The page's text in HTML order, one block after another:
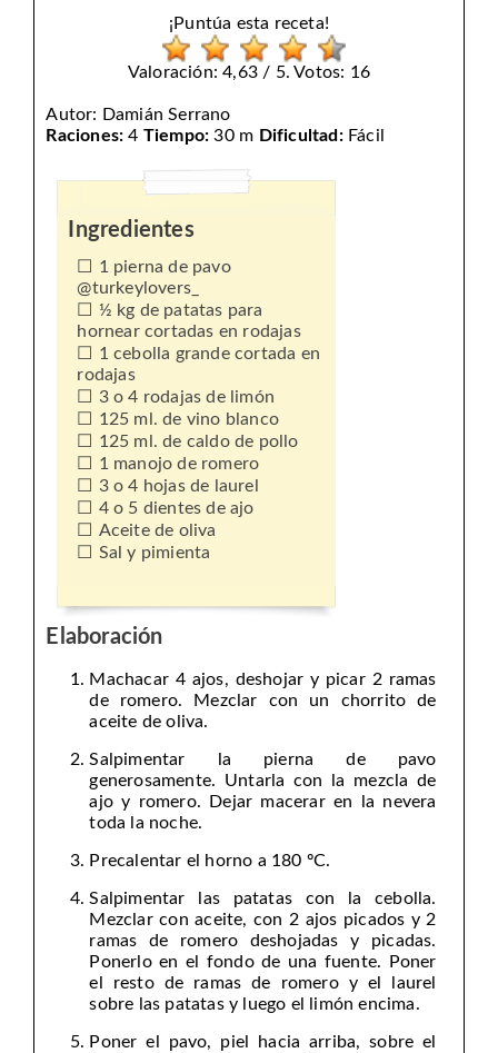
¡Puntúa esta receta!
Valoración: 4,63 / 5. Votos: 16
Autor: Damián Serrano
Raciones: 4 Tiempo: 30 m Dificultad:Fácil
Ingredientes
1 pierna de pavo
@turkeylovers_
½ kg de patatas para
hornear cortadas en rodajas
1 cebolla grande cortada en
rodajas
3 o 4 rodajas de limón
125 ml. de vino blanco
125 ml. de caldo de pollo
1 manojo de romero
3 o 4 hojas de laurel
4 o 5 dientes de ajo
Aceite de oliva
Sal y pimienta
Elaboración
Machacar 4 ajos, deshojar y picar 2 ramas
de romero. Mezclar con un chorrito de
aceite de oliva.
Salpimentar la pierna de pavo
generosamente. Untarla con la mezcla de
ajo y romero. Dejar macerar en la nevera
toda la noche.
Precalentar el horno a 180 ºC.
Salpimentar las patatas con la cebolla.
Mezclar con aceite, con 2 ajos picados y 2
ramas de romero deshojadas y picadas.
Ponerlo en el fondo de una fuente. Poner
el resto de ramas de romero y el laurel
sobre las patatas y luego el limón encima.
Poner el pavo, piel hacia arriba, sobre el